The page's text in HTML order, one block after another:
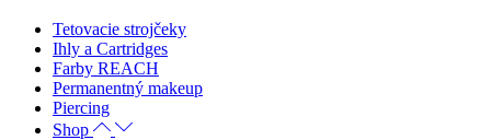
Tetovacie strojčeky
Ihly a Cartridges
Farby REACH
Permanentný makeup
Piercing
Shop